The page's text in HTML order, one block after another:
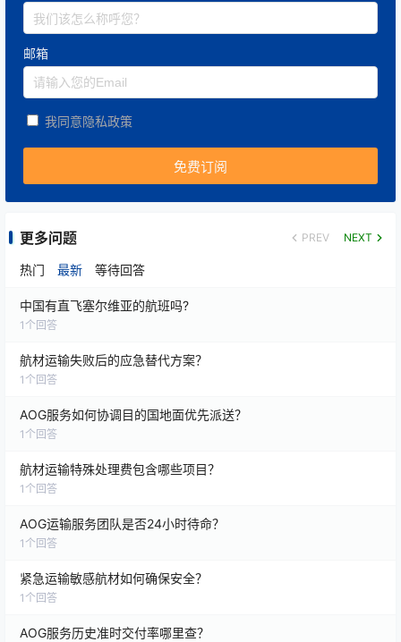
邮箱
我同意隐私政策
更多问题 PREV NEXT
热门 最新 等待回答
中国有直飞塞尔维亚的航班吗?
1 个回答
航材运输失败后的应急替代方案？
1 个回答
AOG服务如何协调目的国地面优先派送？
1 个回答
航材运输特殊处理费包含哪些项目？
1 个回答
AOG运输服务团队是否24小时待命？
1 个回答
紧急运输敏感航材如何确保安全？
1 个回答
AOG服务历史准时交付率哪里查？